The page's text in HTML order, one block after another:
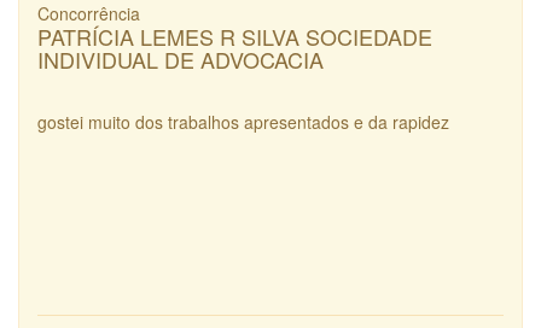
Concorrência
PATRÍCIA LEMES R SILVA SOCIEDADE
INDIVIDUAL DE ADVOCACIA
gostei muito dos trabalhos apresentados e da rapidez